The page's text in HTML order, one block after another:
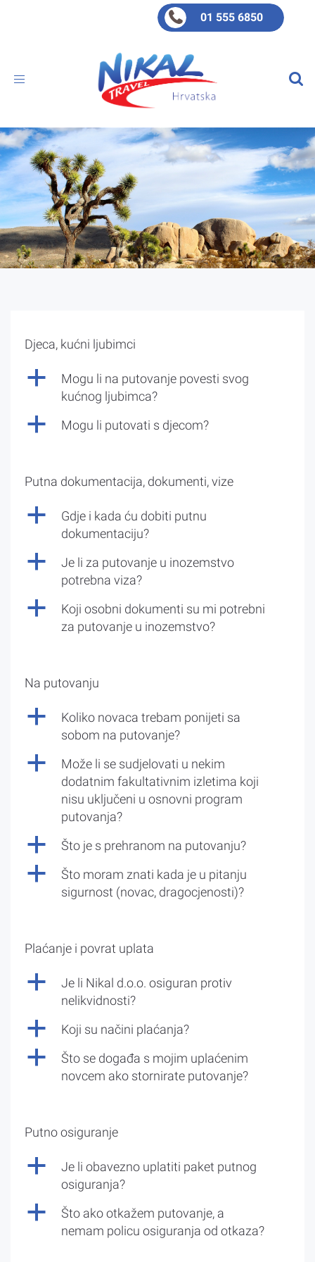
01 555 6850
Toggle
Djeca, kućni ljubimci
a
Mogu li na putovanje povesti svog
kućnog ljubimca?
a Mogu li putovati s djecom?
Putna dokumentacija, dokumenti, vize
a
Gdje i kada ću dobiti putnu
dokumentaciju?
a
Je li za putovanje u inozemstvo
potrebna viza?
a
Koji osobni dokumenti su mi potrebni
za putovanje u inozemstvo?
Na putovanju
a
Koliko novaca trebam ponijeti sa
sobom na putovanje?
a
Može li se sudjelovati u nekim
dodatnim fakultativnim izletima koji
nisu uključeni u osnovni program
putovanja?
a Što je s prehranom na putovanju?
a
Što moram znati kada je u pitanju
sigurnost (novac, dragocjenosti)?
Plaćanje i povrat uplata
a
Je li Nikal d.o.o. osiguran protiv
nelikvidnosti?
a Koji su načini plaćanja?
a
Što se događa s mojim uplaćenim
novcem ako stornirate putovanje?
Putno osiguranje
a
Je li obavezno uplatiti paket putnog
osiguranja?
a
Što ako otkažem putovanje, a
nemam policu osiguranja od otkaza?